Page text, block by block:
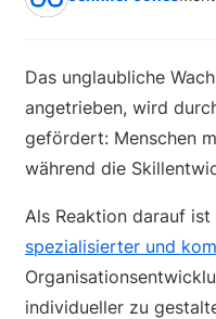
Das unglaubliche
angetrieben, wird
gefördert: Menschen
während die
Als Reaktion darauf
spezialisierter und
individueller zu